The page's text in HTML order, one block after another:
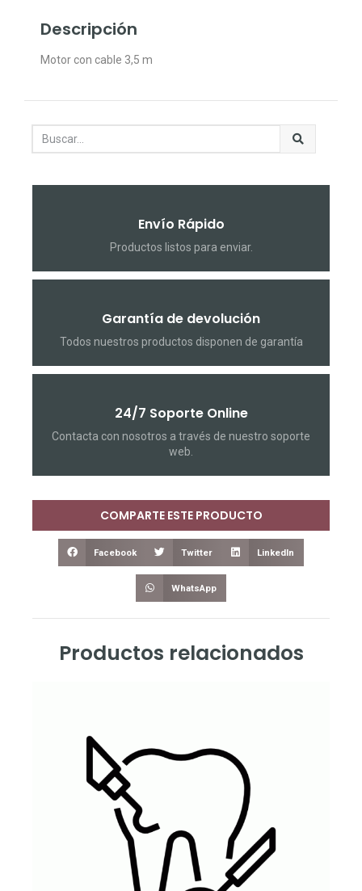
Descripción
Motor con cable 3,5 m
Envío Rápido
Productos listos para enviar.
Garantía de devolución
Todos nuestros productos disponen de garantía
24/7 Soporte Online
Contacta con nosotros a través de nuestro soporte
web.
COMPARTE ESTE PRODUCTO
Facebook Twitter LinkedIn
WhatsApp
Productos relacionados